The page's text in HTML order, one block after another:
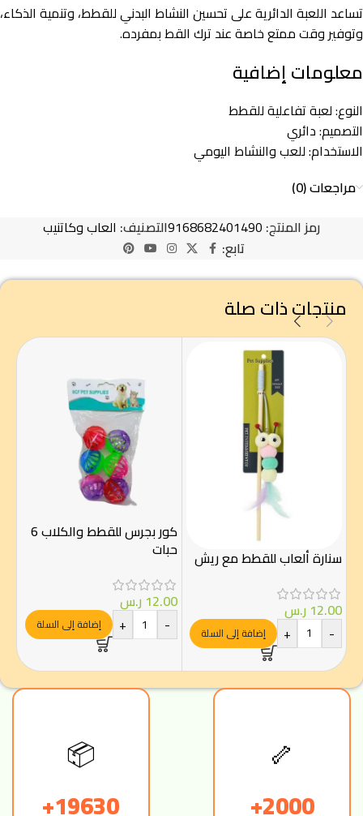
تساعد اللعبة الدائرية على تحسين النشاط البدني للقطط، وتنمية الذكاء،
وتوفير وقت ممتع خاصة عند ترك القط بمفرده.
معلومات إضافية
النوع: لعبة تفاعلية للقطط
التصميم: دائري
الاستخدام: للعب والنشاط اليومي
مراجعات (0)
رمز المنتج: 9168682401490التصنيف: العاب وكاتنيب
تابع:
منتجات ذات صلة
سنارة ألعاب للقطط مع ريش
12.00 ر.س
-
+ إضافة إلى السلة
كور بجرس للقطط والكلاب 6
حبات
12.00 ر.س
-
+ إضافة إلى السلة
🦴
2000+
📦
19630+